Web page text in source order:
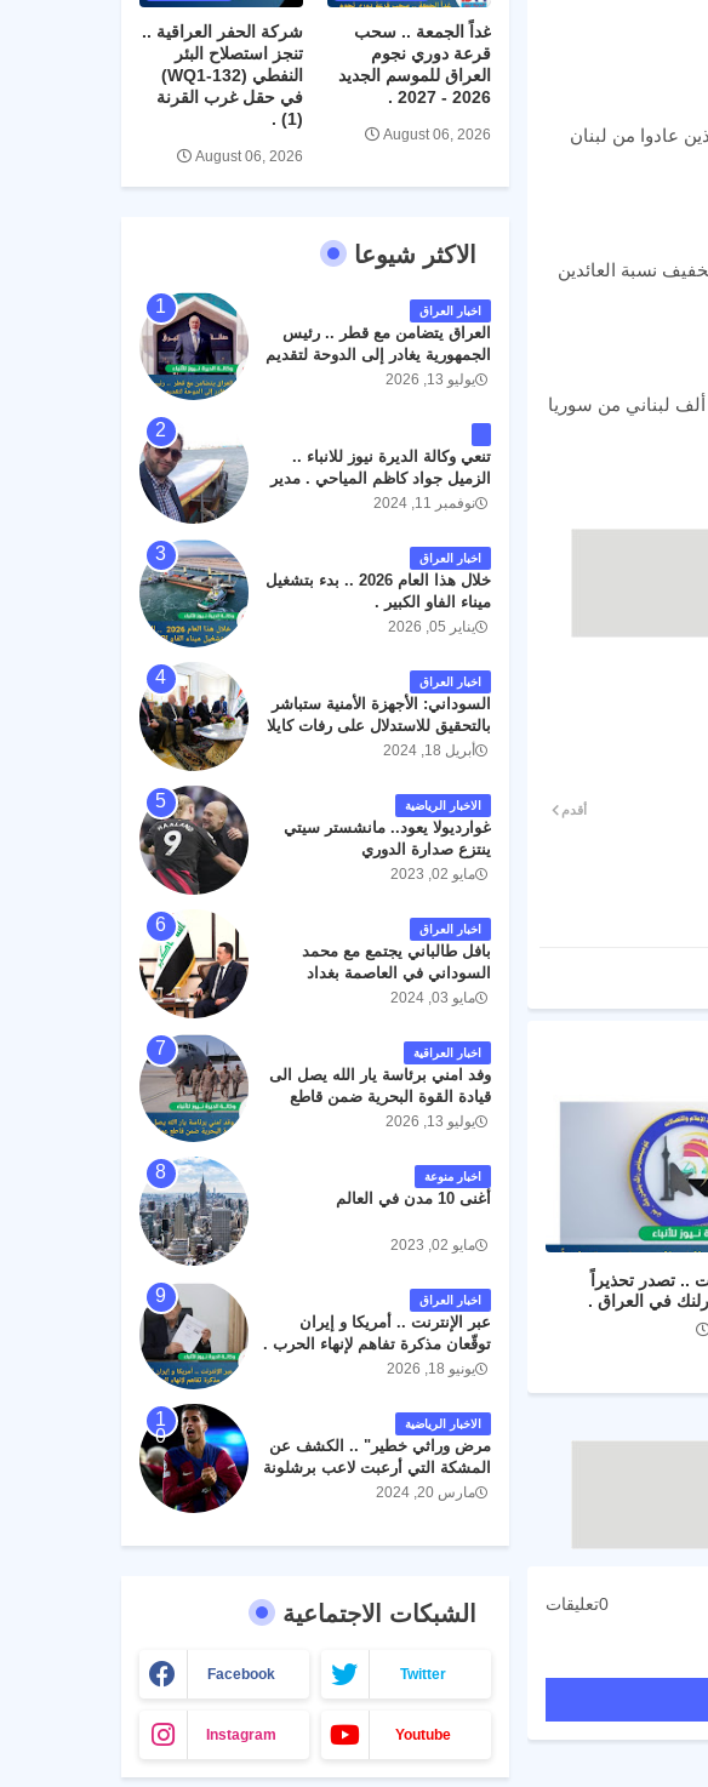
عادوا من لبنان
نسبة العائدين
وأوضح أن "النازحين اللبنانيين الذين لجأوا إلى سوريا قارب عددهم الـ170 ألفا حتى كما سجل عبور نحو 50 ألف لبناني من سوريا
أقدم
.. تصدر تحذيراً
في العراق .
0تعليقات
غداً الجمعة .. سحب
قرعة دوري نجوم
العراق للموسم الجديد
2026 - 2027 .
August 06, 2026
شركة الحفر العراقية ..
تنجز استصلاح البئر
النفطي (WQ1-132)
في حقل غرب القرنة
(1) .
August 06, 2026
الاكثر شيوعا
اخبار العراق
العراق يتضامن مع قطر .. رئيس
الجمهورية يغادر إلى الدوحة لتقديم
واجب العزاء .
يوليو 13, 2026
تنعي وكالة الديرة نيوز للانباء ..
الزميل جواد كاظم المياحي . مدير
الخطوط الجوية العراقية السابق
البصرة الدولي اليوم الاثنين على
الطريق المؤدي من البوابة
الرئيسة الى صالة المسافرين .
حيث كان سبب الحادث يعود
لتصادم عجلته مع عجلة نوع كيا بنكو
مطار البصرة الدولي . سائلين الله
عز وجل ان يتغمد الفقيد بواسع
رحمته ، و انا لله وانا اليه راجعون .
نوفمبر 11, 2024
اخبار العراق
خلال هذا العام 2026 .. بدء بتشغيل
ميناء الفاو الكبير .
يناير 05, 2026
اخبار العراق
السوداني: الأجهزة الأمنية ستباشر
بالتحقيق للاستدلال على رفات كايلا
مولرأبريل 18, 2024
الاخبار الرياضية
غوارديولا يعود.. مانشستر سيتي
ينتزع صدارة الدوري
مايو 02, 2023
اخبار العراق
بافل طالباني يجتمع مع محمد
السوداني في العاصمة بغداد
مايو 03, 2024
اخبار العراقية
وفد امني برئاسة يار الله يصل الى
قيادة القوة البحرية ضمن قاطع
عمليات البصرة .
يوليو 13, 2026
اخبار منوعة
أغنى 10 مدن في العالم
مايو 02, 2023
اخبار العراق
عبر الإنترنت .. أمريكا و إيران
توقّعان مذكرة تفاهم لإنهاء الحرب .
يونيو 18, 2026
الاخبار الرياضية
مرض وراثي خطير" .. الكشف عن
المشكة التي أرعبت لاعب برشلونة
جواو كانسيلو
مارس 20, 2024
الشبكات الاجتماعية
Facebook Twitter
Instagram Youtube